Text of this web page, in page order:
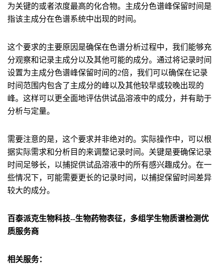
为关键的或者浓度最高的化合物。主成分色谱峰保留时间是
指该主成分在色谱系统中出现的时间。
这个要求的主要原因是确保在色谱分析过程中，我们能够充
分观察和记录主成分以及其他可能的成分。通过将记录时间
设置为主成分色谱峰保留时间的2倍，我们可以确保在记录
时间范围内包含了主成分的峰以及其他较早或较晚出现的
峰。这样可以更全面地评估供试品溶液中的成分，并有助于
分析与定量。
需要注意的是，这个要求并非绝对的。实际操作中，可以根
据实际需求和分析目的来调整记录时间。关键是要确保记录
时间足够长，以捕捉供试品溶液中的所有感兴趣成分。在一
些情况下，可能需要更长的记录时间，以捕捉保留时间差异
较大的成分。
百泰派克生物科技--生物药物表征，多组学生物质谱检测优
质服务商
相关服务：